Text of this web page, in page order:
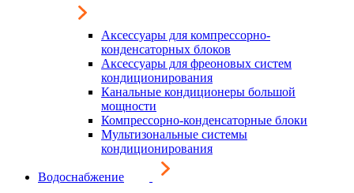
Аксессуары для компрессорно-
конденсаторных блоков
Аксессуары для фреоновых систем
кондиционирования
Канальные кондиционеры большой
мощности
Компрессорно-конденсаторные блоки
Мультизональные системы
кондиционирования
Водоснабжение